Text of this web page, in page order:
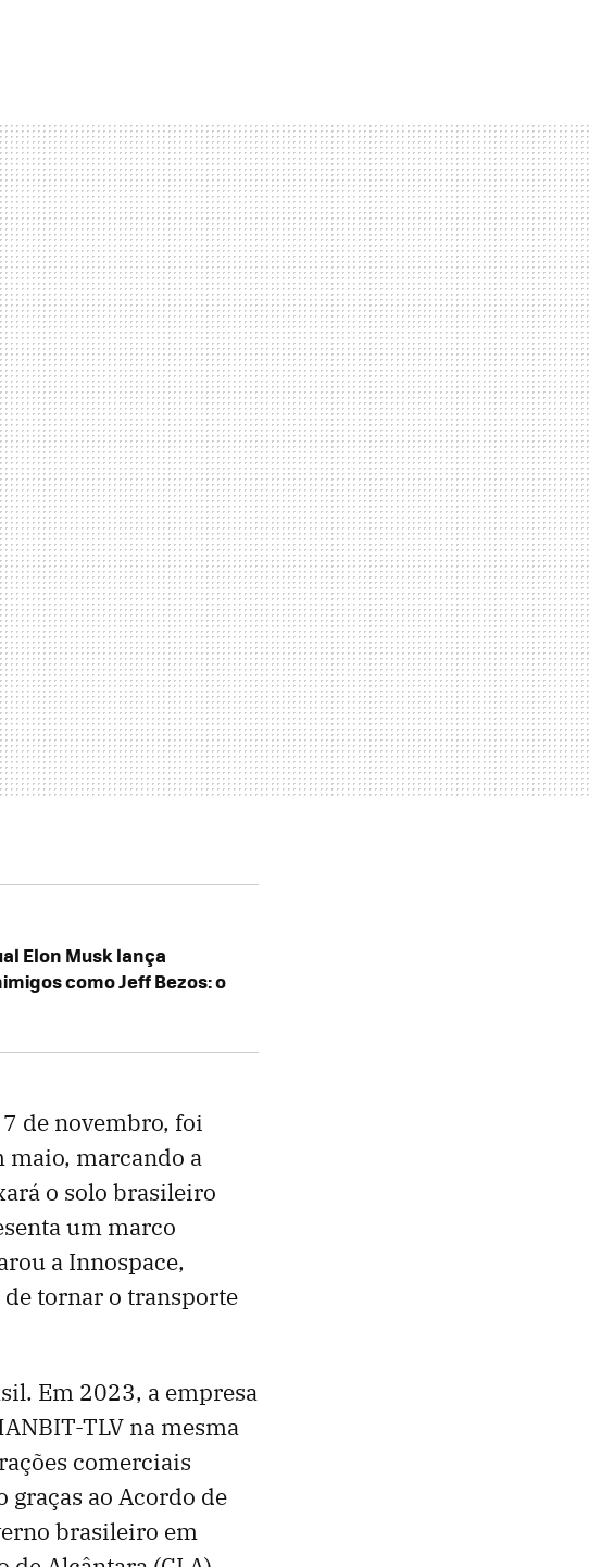
Elon Musk lança
como Jeff Bezos: o
de novembro, foi
maio, marcando a
o solo brasileiro
um marco
a Innospace,
de tornar o transporte
Em 2023, a empresa
TLV na mesma
comerciais
ao Acordo de
brasileiro em